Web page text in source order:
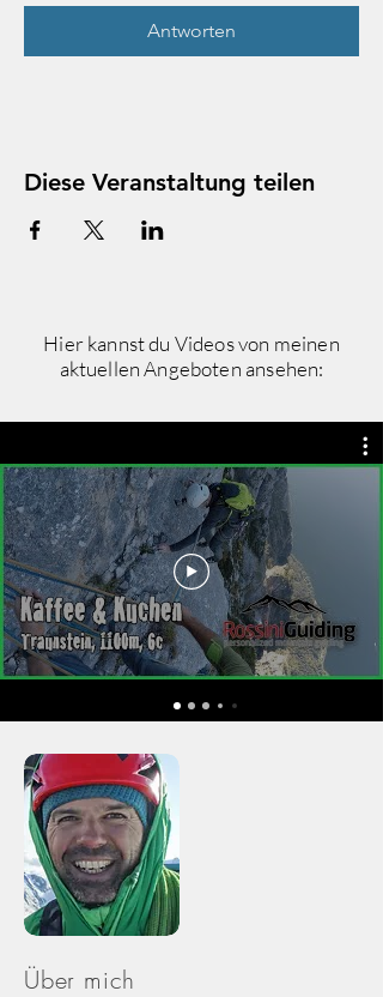
Antworten
Diese Veranstaltung teilen
Hier kannst du Videos von meinen
aktuellen Angeboten ansehen:
Über mich